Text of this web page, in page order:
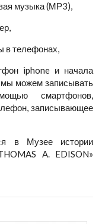
музыка (МР3),
в телефонах,
iphone и начала
мы можем записывать
смартфонов,
записывающее
в Музее истории
A. EDISON»